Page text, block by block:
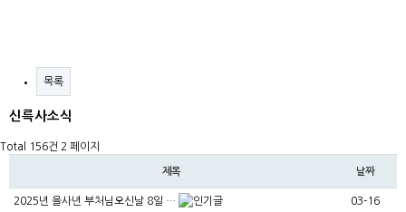
목록
신륵사소식
Total 156건 2 페이지
제목 날짜
2025년 을사년 부처님오신날 8일 … 03-16